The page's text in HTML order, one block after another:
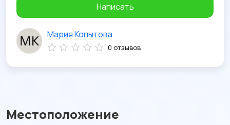
Местоположение
Написать
Мария Копытова
0 отзывов